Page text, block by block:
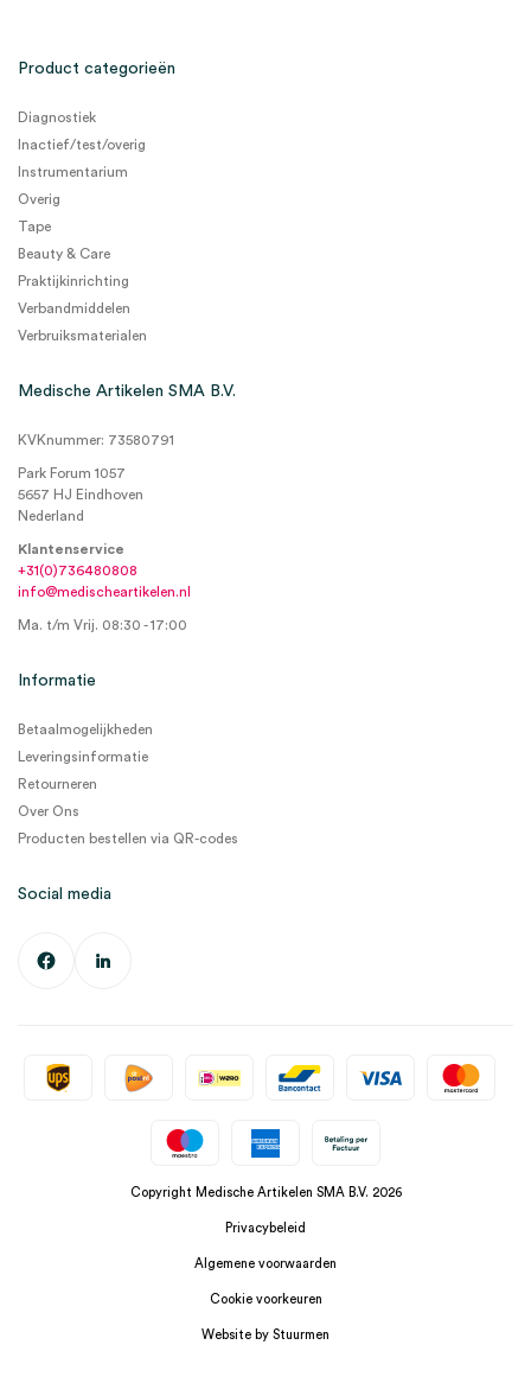
Product categorieën
Diagnostiek
Inactief/test/overig
Instrumentarium
Overig
Tape
Beauty & Care
Praktijkinrichting
Verbandmiddelen
Verbruiksmaterialen
Medische Artikelen SMA B.V.
KVKnummer: 73580791
Park Forum 1057
5657 HJ Eindhoven
Nederland
Klantenservice
+31(0)736480808
info@medischeartikelen.nl
Ma. t/m Vrij. 08:30 - 17:00
Informatie
Betaalmogelijkheden
Leveringsinformatie
Retourneren
Over Ons
Producten bestellen via QR-codes
Social media
Copyright Medische Artikelen SMA B.V. 2026
Privacybeleid
Algemene voorwaarden
Cookie voorkeuren
Website by Stuurmen